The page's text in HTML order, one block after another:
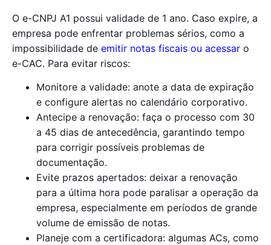
O e-CNPJ A1 possui validade de 1 ano. Caso expire, a
empresa pode enfrentar problemas sérios, como a
impossibilidade de emitir notas fiscais ou acessar o
e-CAC. Para evitar riscos:
Monitore a validade: anote a data de expiração
e configure alertas no calendário corporativo.
Antecipe a renovação: faça o processo com 30
a 45 dias de antecedência, garantindo tempo
para corrigir possíveis problemas de
documentação.
Evite prazos apertados: deixar a renovação
para a última hora pode paralisar a operação da
empresa, especialmente em períodos de grande
volume de emissão de notas.
Planeje com a certificadora: algumas ACs, como